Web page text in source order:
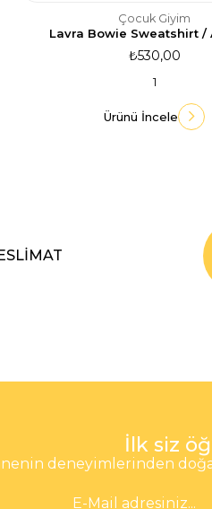
Çocuk Giyim
Lavra Bowie Sweatshirt /
1
₺530,00
Ürünü İncele
İlk siz
deneyimlerinden